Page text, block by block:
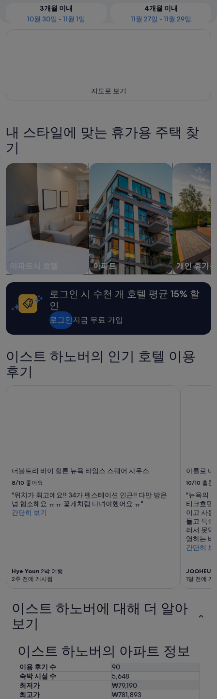
3개월 이내
10월 30일 - 11월 1일
4개월 이내
11월 27일 - 11월 29일
지도로 보기
내 스타일에 맞는 휴가용 주택 찾
기
아파트식 호텔
아파트식 호텔 검색
아파트
아파트 검색
개인 휴가
개인 휴가용
로그인 시 수천 개 호텔 평균 15% 할
인
로그인지금 무료 가입
이스트 하노버의 인기 호텔 이용
후기
더블트리 바이 힐튼 뉴욕 타임스 스퀘어 사우스
8/10 좋아요
"위치가 최고에요!! 34가 펜스테이션 인근!! 다만 방은
넘 협소해요 ㅠㅠ 꽃게처럼 다녀야했어요 ㅠ"
간단히 보기
Hye Youn 2박 여행
2주 전에 게시됨
아를로 미
10/10 훌륭
"뉴욕의
티크호텔
이고 사용
들고 특히
러서 못먹
영하는 바
간단히 보
JOOHEU
1달 전에 게
이스트 하노버에 대해 더 알아
보기
이스트 하노버의 아파트 정보
이용 후기 수
90
숙박 시설 수
5,648
최저가
₩79,190
최고가
₩781,893